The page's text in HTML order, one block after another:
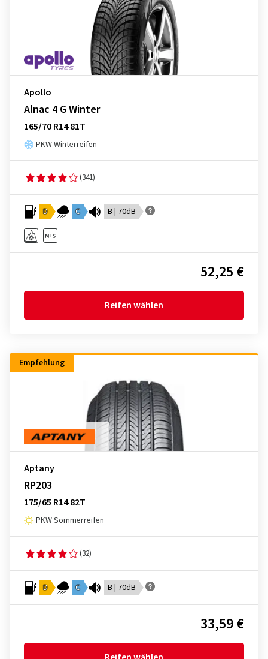
Apollo
Alnac 4 G Winter
165/70 R14 81T
PKW Winterreifen
(341)
D C B | 70dB
52,25 €
Reifen wählen
Empfehlung
Aptany
RP203
175/65 R14 82T
PKW Sommerreifen
(32)
D C B | 70dB
33,59 €